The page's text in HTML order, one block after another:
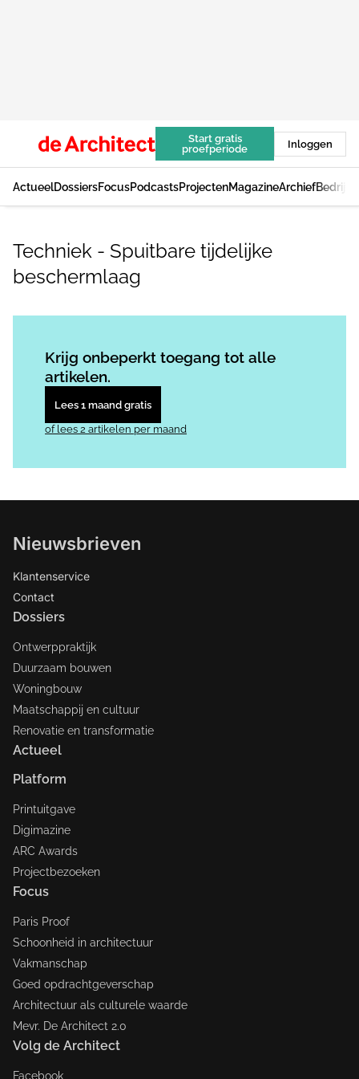
Start gratis
proefperiode
Inloggen
ActueelDossiersFocusPodcastsProjectenMagazineArchief
Techniek - Spuitbare tijdelijke
beschermlaag
Krijg onbeperkt toegang tot alle
artikelen.
Lees 1 maand gratis
of lees 2 artikelen per maand
Nieuwsbrieven
Klantenservice
Contact
Dossiers
Ontwerppraktijk
Duurzaam bouwen
Woningbouw
Maatschappij en cultuur
Renovatie en transformatie
Actueel
Platform
Printuitgave
Digimazine
ARC Awards
Projectbezoeken
Focus
Paris Proof
Schoonheid in architectuur
Vakmanschap
Goed opdrachtgeverschap
Architectuur als culturele waarde
Mevr. De Architect 2.0
Volg de Architect
Facebook